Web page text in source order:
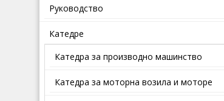
Руководство
Катедре
Катедра за производно машинство
Катедра за моторна возила и моторе